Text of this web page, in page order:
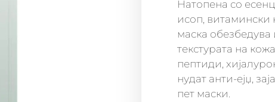
Натопена со
исоп, витамински
маска обезбедува
текстурата на
пептиди,
нудат анти-ејџ,
пет маски.